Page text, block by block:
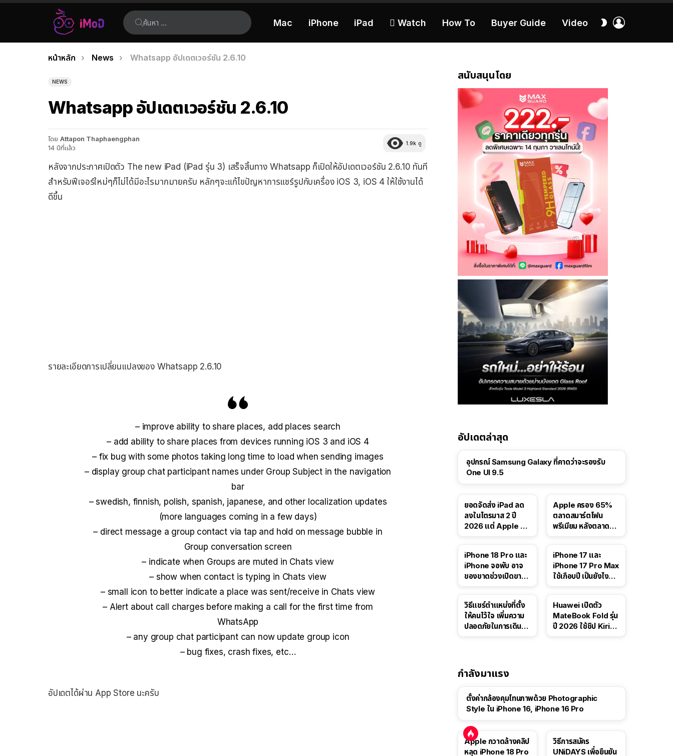
ค้นหา:
Mac iPhone iPad  Watch How To Buyer Guide Video
สลับ
เรื่อง
ล่าสุด
คุณอยู่ที่นี่:
หน้าหลัก News Whatsapp อัปเดตเวอร์ชัน 2.6.10
NEWS
Whatsapp อัปเดตเวอร์ชัน 2.6.10
โดย Attapon Thaphaengphan
14 ปีที่แล้ว
1.9k ดู
หลังจากประกาศเปิดตัว The new iPad (iPad รุ่น 3) เสร็จสิ้นทาง Whatsapp ก็เปิดให้อัปเดตเวอร์ชัน 2.6.10 ทันที
สำหรับฟีเจอร์ใหม่ๆก็ไม่ได้มีอะไรมากมายครับ หลักๆจะแก้ไขปัญหาการแชร์รูปกับเครื่อง iOS 3, iOS 4 ให้ใช้งานได้
ดีขึ้น
รายละเอียดการเปลี่ยนแปลงของ Whatsapp 2.6.10
– improve ability to share places, add places search
– add ability to share places from devices running iOS 3 and iOS 4
– fix bug with some photos taking long time to load when sending images
– display group chat participant names under Group Subject in the navigation
bar
– swedish, finnish, polish, spanish, japanese, and other localization updates
(more languages coming in a few days)
– direct message a group contact via tap and hold on message bubble in
Group conversation screen
– indicate when Groups are muted in Chats view
– show when contact is typing in Chats view
– small icon to better indicate a place was sent/receive in Chats view
– Alert about call charges before making a call for the first time from
WhatsApp
– any group chat participant can now update group icon
– bug fixes, crash fixes, etc…
อัปเดตได้ผ่าน App Store นะครับ
สนับสนุนโดย
อัปเดตล่าสุด
อุปกรณ์ Samsung Galaxy ที่คาดว่าจะรองรับ
One UI 9.5
ยอดจัดส่ง iPad ลด
ลงในไตรมาส 2 ปี
2026 แต่ Apple ยัง
Apple ครอง 65%
ตลาดสมาร์ตโฟน
พรีเมียม หลังตลาดทำ
iPhone 18 Pro และ
iPhone จอพับ อาจ
ของขาดช่วงเปิดขาย
iPhone 17 และ
iPhone 17 Pro Max
ใช้เกือบปี เป็นยังไง
วิธีแชร์ตำแหน่งที่ตั้ง
ให้คนไว้ใจ เพิ่มความ
ปลอดภัยในการเดิน
Huawei เปิดตัว
MateBook Fold รุ่น
ปี 2026 ใช้ชิป Kirin
กำลังมาแรง
ตั้งค่ากล้องคุมโทนภาพด้วย Photographic
Style ใน iPhone 16, iPhone 16 Pro
Apple กวาดล้างคลิป
หลุด iPhone 18 Pro
วิธีการสมัคร
UNiDAYS เพื่อยืนยัน